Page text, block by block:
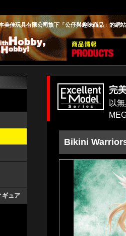
美佳玩具有限公司旗下「公仔與趣味商品」的網
完
以
Bikini
ギュア